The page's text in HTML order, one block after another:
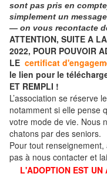
sont pas pris en
simplement un
— on vous recontacte
ATTENTION, SUITE A
2022, POUR POUVOIR
LE certificat
le lien pour le
ET REMPLI !
L’association se réserve
notamment si elle pense
votre mode de vie. Nous
chatons par des seniors.
Pour tout
pas à nous contacter et
L'ADOPTION EST UN